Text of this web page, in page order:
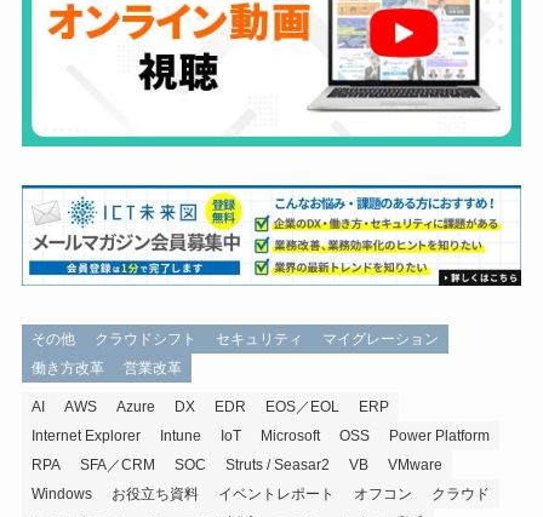
その他 クラウドシフト セキュリティ
マイグレーション
働き方改革
営業改革
AI AWS Azure DX EDR EOS／EOL
ERP
Internet Explorer
Intune IoT Microsoft OSS
Power Platform
RPA
SFA／CRM SOC Struts / Seasar2 VB
VMware
Windows
お役立ち資料 イベントレポート オフコン
クラウド